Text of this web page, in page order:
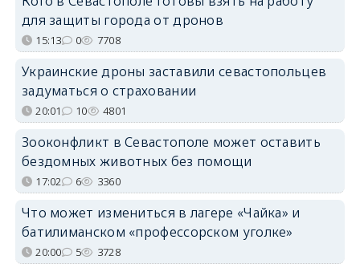
для защиты города от дронов
15:13 0 7708
Украинские дроны заставили севастопольцев
задуматься о страховании
20:01 10 4801
Зооконфликт в Севастополе может оставить
бездомных животных без помощи
17:02 6 3360
Что может измениться в лагере «Чайка» и
батилиманском «профессорском уголке»
20:00 5 3728